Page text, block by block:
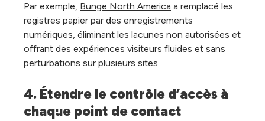
Par exemple, Bunge North America a remplacé les
registres papier par des enregistrements
numériques, éliminant les lacunes non autorisées et
offrant des expériences visiteurs fluides et sans
perturbations sur plusieurs sites.
4. Étendre le contrôle d’accès à
chaque point de contact